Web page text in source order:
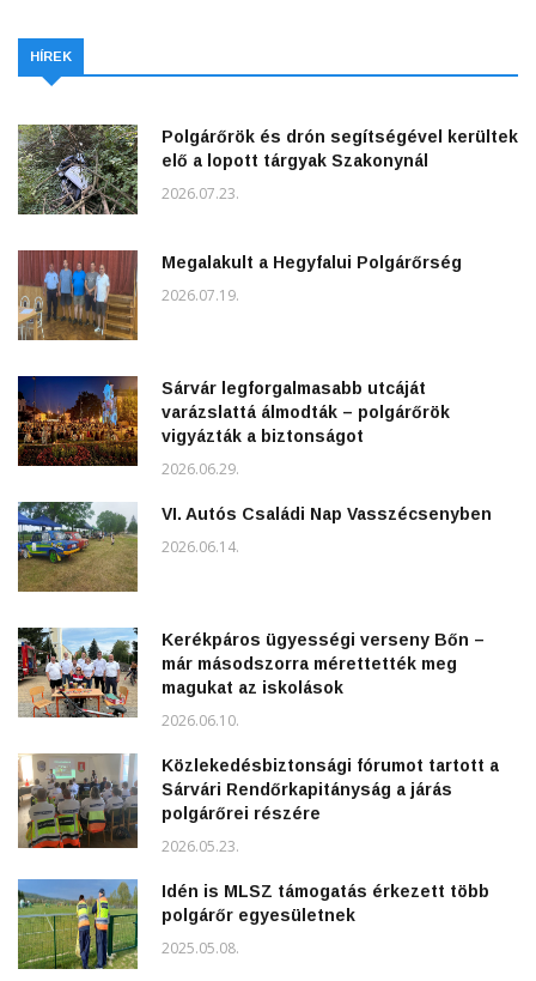
HÍREK
Polgárőrök és drón segítségével kerültek
elő a lopott tárgyak Szakonynál
2026.07.23.
Megalakult a Hegyfalui Polgárőrség
2026.07.19.
Sárvár legforgalmasabb utcáját
varázslattá álmodták – polgárőrök
vigyázták a biztonságot
2026.06.29.
VI. Autós Családi Nap Vasszécsenyben
2026.06.14.
Kerékpáros ügyességi verseny Bőn –
már másodszorra mérettették meg
magukat az iskolások
2026.06.10.
Közlekedésbiztonsági fórumot tartott a
Sárvári Rendőrkapitányság a járás
polgárőrei részére
2026.05.23.
Idén is MLSZ támogatás érkezett több
polgárőr egyesületnek
2025.05.08.